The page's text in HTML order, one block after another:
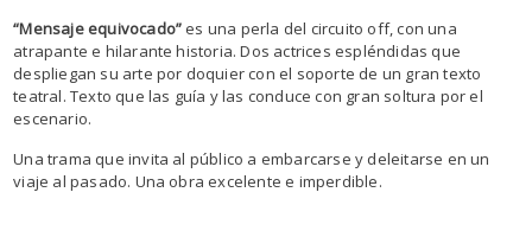
“Mensaje equivocado” es una perla del circuito off, con una
atrapante e hilarante historia. Dos actrices espléndidas que
despliegan su arte por doquier con el soporte de un gran texto
teatral. Texto que las guía y las conduce con gran soltura por el
escenario.
Una trama que invita al público a embarcarse y deleitarse en un
viaje al pasado. Una obra excelente e imperdible.